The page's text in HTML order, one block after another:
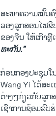
ສະພາ​ຄວາມໝັ້ນ
ລອງ​ລູກ​ສອນ​ໄຟ​ຂີ​
ຂອງ​ຈີນ ​ໃຫ້​ເກົາ
ທະ​ກັນ​.”
ກ່ອນ​ກອງ​ປະຊຸມ​ໃ
Wang Yi ​ໄດ້​ສະ​
ຕ່າງໆກ່ຽວ​ກັບ​ລູກ
ເຊົາ​ການຊ້ອມ​ລົບ​